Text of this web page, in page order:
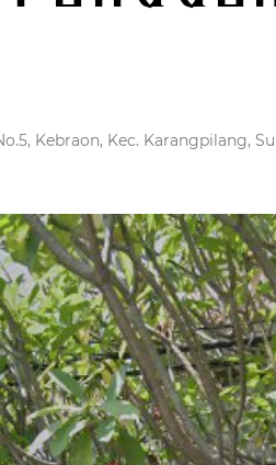
Kebraon, Kec. Karangpilang,